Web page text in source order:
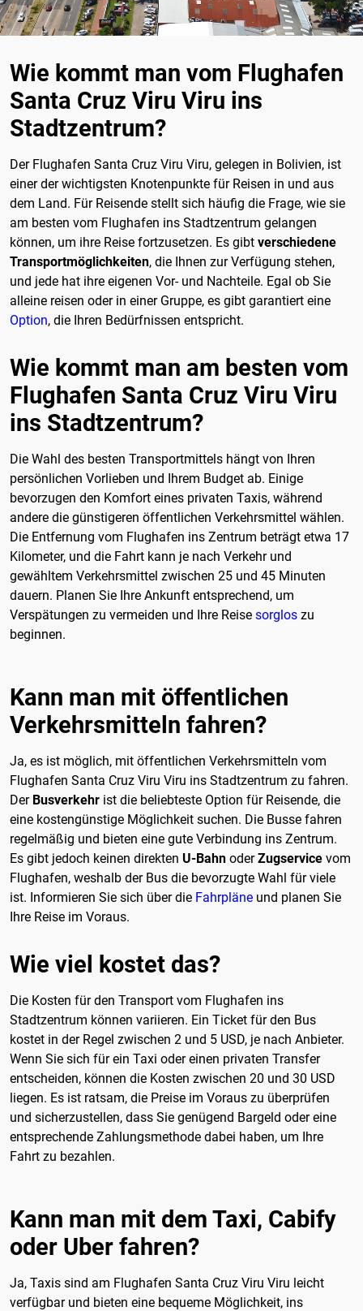
Wie kommt man vom Flughafen
Santa Cruz Viru Viru ins
Stadtzentrum?
Der Flughafen Santa Cruz Viru Viru, gelegen in Bolivien, ist
einer der wichtigsten Knotenpunkte für Reisen in und aus
dem Land. Für Reisende stellt sich häufig die Frage, wie sie
am besten vom Flughafen ins Stadtzentrum gelangen
können, um ihre Reise fortzusetzen. Es gibt verschiedene
Transportmöglichkeiten, die Ihnen zur Verfügung stehen,
und jede hat ihre eigenen Vor- und Nachteile. Egal ob Sie
alleine reisen oder in einer Gruppe, es gibt garantiert eine
Option, die Ihren Bedürfnissen entspricht.
Wie kommt man am besten vom
Flughafen Santa Cruz Viru Viru
ins Stadtzentrum?
Die Wahl des besten Transportmittels hängt von Ihren
persönlichen Vorlieben und Ihrem Budget ab. Einige
bevorzugen den Komfort eines privaten Taxis, während
andere die günstigeren öffentlichen Verkehrsmittel wählen.
Die Entfernung vom Flughafen ins Zentrum beträgt etwa 17
Kilometer, und die Fahrt kann je nach Verkehr und
gewähltem Verkehrsmittel zwischen 25 und 45 Minuten
dauern. Planen Sie Ihre Ankunft entsprechend, um
Verspätungen zu vermeiden und Ihre Reise sorglos zu
beginnen.
Kann man mit öffentlichen
Verkehrsmitteln fahren?
Ja, es ist möglich, mit öffentlichen Verkehrsmitteln vom
Flughafen Santa Cruz Viru Viru ins Stadtzentrum zu fahren.
Der Busverkehr ist die beliebteste Option für Reisende, die
eine kostengünstige Möglichkeit suchen. Die Busse fahren
regelmäßig und bieten eine gute Verbindung ins Zentrum.
Es gibt jedoch keinen direkten U-Bahn oderZugservice vom
Flughafen, weshalb der Bus die bevorzugte Wahl für viele
ist. Informieren Sie sich über die Fahrpläne und planen Sie
Ihre Reise im Voraus.
Wie viel kostet das?
Die Kosten für den Transport vom Flughafen ins
Stadtzentrum können variieren. Ein Ticket für den Bus
kostet in der Regel zwischen 2 und 5 USD, je nach Anbieter.
Wenn Sie sich für ein Taxi oder einen privaten Transfer
entscheiden, können die Kosten zwischen 20 und 30 USD
liegen. Es ist ratsam, die Preise im Voraus zu überprüfen
und sicherzustellen, dass Sie genügend Bargeld oder eine
entsprechende Zahlungsmethode dabei haben, um Ihre
Fahrt zu bezahlen.
Kann man mit dem Taxi, Cabify
oder Uber fahren?
Ja, Taxis sind am Flughafen Santa Cruz Viru Viru leicht
verfügbar und bieten eine bequeme Möglichkeit, ins